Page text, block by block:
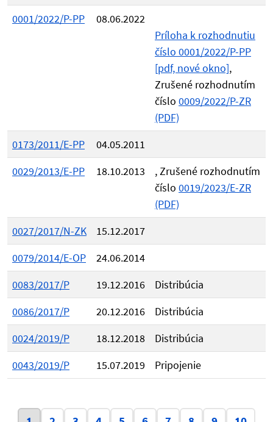
0001/2022/P-PP
08.06.2022
Príloha k rozhodnutiu
číslo 0001/2022/P-PP
[pdf, nové okno],
Zrušené rozhodnutím
číslo 0009/2022/P-ZR
(PDF)
0173/2011/E-PP
04.05.2011
0029/2013/E-PP
18.10.2013
, Zrušené rozhodnutím
číslo 0019/2023/E-ZR
(PDF)
0027/2017/N-ZK
15.12.2017
0079/2014/E-OP
24.06.2014
0083/2017/P
19.12.2016
Distribúcia
0086/2017/P
20.12.2016
Distribúcia
0024/2019/P
18.12.2018
Distribúcia
0043/2019/P
15.07.2019 Pripojenie